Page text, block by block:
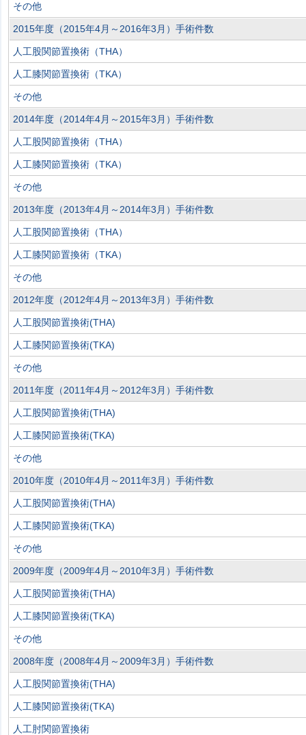
その他
2015年度（2015年4月～2016年3月）手術件数
人工股関節置換術（THA）
人工膝関節置換術（TKA）
その他
2014年度（2014年4月～2015年3月）手術件数
人工股関節置換術（THA）
人工膝関節置換術（TKA）
その他
2013年度（2013年4月～2014年3月）手術件数
人工股関節置換術（THA）
人工膝関節置換術（TKA）
その他
2012年度（2012年4月～2013年3月）手術件数
人工股関節置換術(THA)
人工膝関節置換術(TKA)
その他
2011年度（2011年4月～2012年3月）手術件数
人工股関節置換術(THA)
人工膝関節置換術(TKA)
その他
2010年度（2010年4月～2011年3月）手術件数
人工股関節置換術(THA)
人工膝関節置換術(TKA)
その他
2009年度（2009年4月～2010年3月）手術件数
人工股関節置換術(THA)
人工膝関節置換術(TKA)
その他
2008年度（2008年4月～2009年3月）手術件数
人工股関節置換術(THA)
人工膝関節置換術(TKA)
人工肘関節置換術